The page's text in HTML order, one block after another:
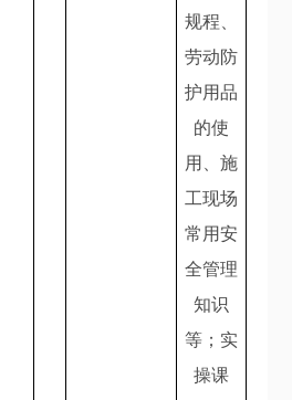
规程、
劳动防
护用品
的使
用、施
工现场
常用安
全管理
知识
等；实
操课